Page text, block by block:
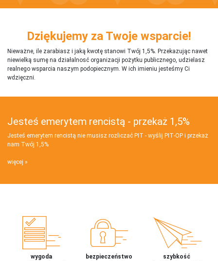
Dziękujemy za Twoje wsparcie!
Nieważne, ile zarabiasz i jaką kwotę stanowi Twój 1,5%. Przekazując nawet
niewielką sumę na działalnosć organizacji pożytku publicznego, udzielasz
realnego wsparcia naszym podopiecznym. W ich imieniu jesteśmy Ci
wdzięczni.
Jesteś emerytem rencistą - przekaż 1,5%
Jesteś emerytem rencistą nie musisz rozliczać PIT - wyślij PIT‑OP i przekaż
nam Twój 1,5%
więcej
wygoda
bezpieczeństwo
szybkość